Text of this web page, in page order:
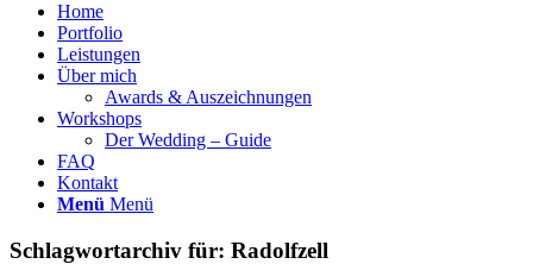
Home
Portfolio
Leistungen
Über mich
Awards & Auszeichnungen
Workshops
Der Wedding – Guide
FAQ
Kontakt
Menü Menü
Schlagwortarchiv für: Radolfzell